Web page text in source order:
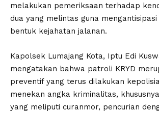
melakukan pemeriksaan terhadap
dua yang melintas guna
bentuk kejahatan jalanan.
Kapolsek Lumajang Kota, Iptu Edi
mengatakan bahwa patroli KRYD
preventif yang terus dilakukan
menekan angka kriminalitas,
yang meliputi curanmor, pencurian